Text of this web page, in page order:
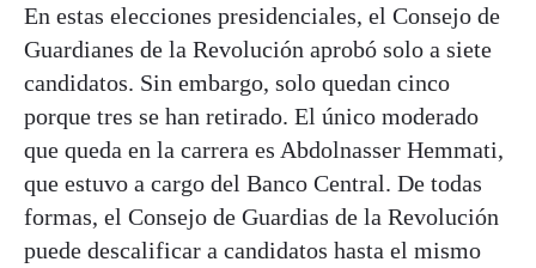
En estas elecciones presidenciales, el Consejo de
Guardianes de la Revolución aprobó solo a siete
candidatos. Sin embargo, solo quedan cinco
porque tres se han retirado. El único moderado
que queda en la carrera es Abdolnasser Hemmati,
que estuvo a cargo del Banco Central. De todas
formas, el Consejo de Guardias de la Revolución
puede descalificar a candidatos hasta el mismo